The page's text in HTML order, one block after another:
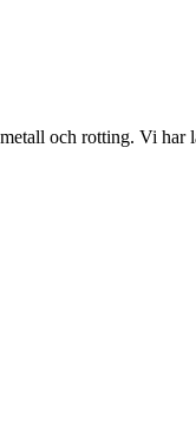
och rotting. Vi